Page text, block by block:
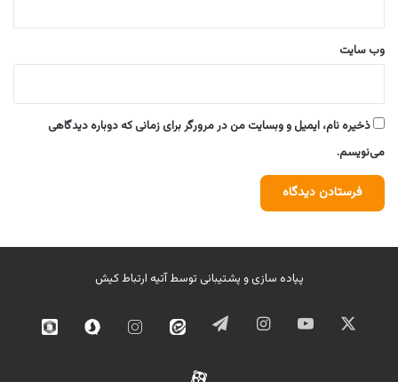
وب‌ سایت
ذخیره نام، ایمیل و وبسایت من در مرورگر برای زمانی که دوباره دیدگاهی
می‌نویسم.
پیاده سازی و پشتیبانی توسطآتیه ارتباط کیش
ایکس یوتیوب اینستاگرامتلگرام ایتا
اینستاگرامسروش